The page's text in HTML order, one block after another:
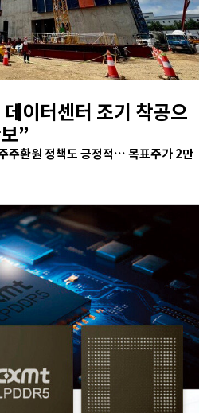
이터센터 조기 착공으
”
주환원 정책도 긍정적… 목표주가 2만